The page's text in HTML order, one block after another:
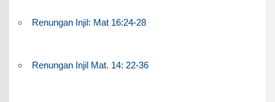
Renungan Injil: Mat 16:24-28
Renungan Injil Mat. 14: 22-36